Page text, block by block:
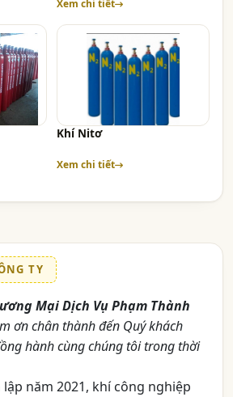
Xem chi tiết
Khí Nitơ
Xem chi tiết
TY
Mại Dịch Vụ Phạm Thành
ơn chân thành đến Quý khách
hành cùng chúng tôi trong thời
năm 2021, khí công nghiệp